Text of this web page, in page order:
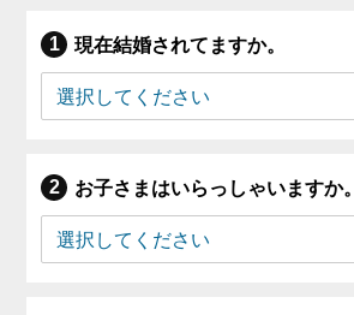
現在結婚されてますか。
お子さまはいらっしゃいますか。